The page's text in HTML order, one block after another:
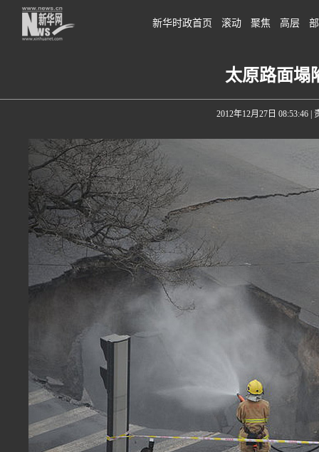
新华时政首页 滚动 聚焦 高层
太原路面塌
2012年12月27日 08:53:46|